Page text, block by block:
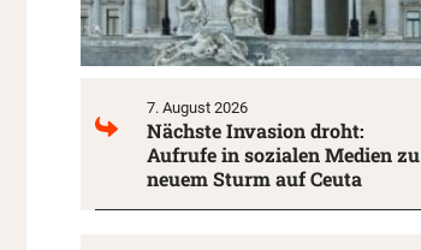
7. August 2026
Nächste Invasion droht:
Aufrufe in sozialen Medien zu
neuem Sturm auf Ceuta